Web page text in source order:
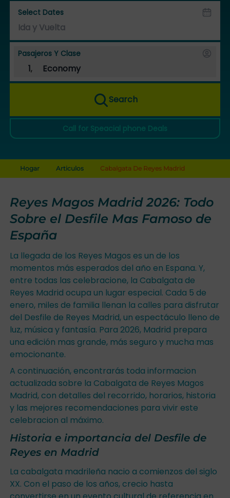
Select Dates
Pasajeros Y Clase
1, Economy
Search
Call for Speacial phone Deals
Hogar Articulos Cabalgata De Reyes Madrid
Reyes Magos Madrid 2026: Todo
Sobre el Desfile Mas Famoso de
España
La llegada de los Reyes Magos es un de los
momentos más esperados del año en Espana. Y,
entre todas las celebracione, la Cabalgata de
Reyes Madrid ocupa un lugar especial. Cada 5 de
enero, miles de familia llenan la calles para disfrutar
del Desfile de Reyes Madrid, un espectáculo lleno de
luz, música y fantasía. Para 2026, Madrid prepara
una edición mas grande, más seguro y mucha mas
emocionante.
A continuación, encontrarás toda informacion
actualizada sobre la Cabalgata de Reyes Magos
Madrid, con detalles del recorrido, horarios, historia
y las mejores recomendaciones para vivir este
celebracion al máximo.
Historia e importancia del Desfile de
Reyes en Madrid
La cabalgata madrileña nacio a comienzos del siglo
XX. Con el paso de los años, crecio hasta